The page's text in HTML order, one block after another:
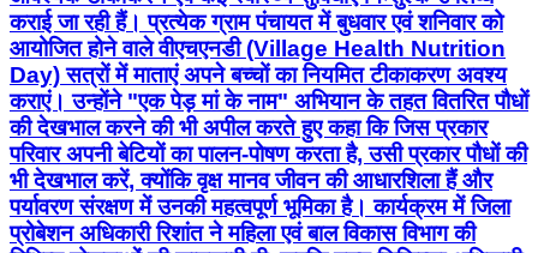
कराई जा रही हैं। प्रत्येक ग्राम पंचायत में बुधवार एवं शनिवार को
आयोजित होने वाले वीएचएनडी (Village Health Nutrition
Day) सत्रों में माताएं अपने बच्चों का नियमित टीकाकरण अवश्य
कराएं। उन्होंने "एक पेड़ मां के नाम" अभियान के तहत वितरित पौधों
की देखभाल करने की भी अपील करते हुए कहा कि जिस प्रकार
परिवार अपनी बेटियों का पालन-पोषण करता है, उसी प्रकार पौधों की
भी देखभाल करें, क्योंकि वृक्ष मानव जीवन की आधारशिला हैं और
पर्यावरण संरक्षण में उनकी महत्वपूर्ण भूमिका है। कार्यक्रम में जिला
प्रोबेशन अधिकारी रिशांत ने महिला एवं बाल विकास विभाग की